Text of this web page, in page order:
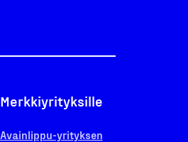
Merkkiyrityksille
Avainlippu-yrityksen